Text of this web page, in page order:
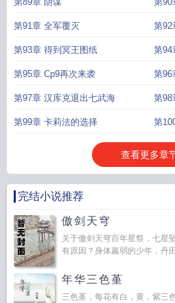
第91章 全军覆灭 第92
第93章 得到冥王图纸 第94
第95章 Cp9再次来袭 第96
第97章 汉库克退出七武海 第98
第99章 卡莉法的选择 第
查看更多章
完结小说推荐
傲剑天穹
关于傲剑天穹百年星祭，七星
有原因？身体羸弱的少年，丹
年华三色堇
三色堇，每花有白，黄，紫三